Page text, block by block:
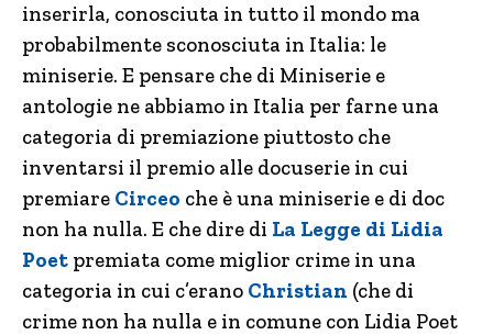
inserirla, conosciuta in tutto il mondo ma
probabilmente sconosciuta in Italia: le
miniserie. E pensare che di Miniserie e
antologie ne abbiamo in Italia per farne una
categoria di premiazione piuttosto che
inventarsi il premio alle docuserie in cui
premiare Circeo che è una miniserie e di doc
non ha nulla. E che dire di La Legge di Lidia
Poet premiata come miglior crime in una
categoria in cui c’erano Christian (che di
crime non ha nulla e in comune con Lidia Poet